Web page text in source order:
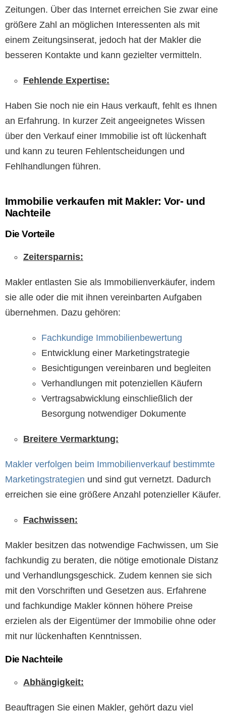
Zeitungen. Über das Internet erreichen Sie zwar eine
größere Zahl an möglichen Interessenten als mit
einem Zeitungsinserat, jedoch hat der Makler die
besseren Kontakte und kann gezielter vermitteln.
Fehlende Expertise:
Haben Sie noch nie ein Haus verkauft, fehlt es Ihnen
an Erfahrung. In kurzer Zeit angeeignetes Wissen
über den Verkauf einer Immobilie ist oft lückenhaft
und kann zu teuren Fehlentscheidungen und
Fehlhandlungen führen.
Immobilie verkaufen mit Makler: Vor- und
Nachteile
Die Vorteile
Zeitersparnis:
Makler entlasten Sie als Immobilienverkäufer, indem
sie alle oder die mit ihnen vereinbarten Aufgaben
übernehmen. Dazu gehören:
Fachkundige Immobilienbewertung
Entwicklung einer Marketingstrategie
Besichtigungen vereinbaren und begleiten
Verhandlungen mit potenziellen Käufern
Vertragsabwicklung einschließlich der
Besorgung notwendiger Dokumente
Breitere Vermarktung:
Makler verfolgen beim Immobilienverkauf bestimmte
Marketingstrategien und sind gut vernetzt. Dadurch
erreichen sie eine größere Anzahl potenzieller Käufer.
Fachwissen:
Makler besitzen das notwendige Fachwissen, um Sie
fachkundig zu beraten, die nötige emotionale Distanz
und Verhandlungsgeschick. Zudem kennen sie sich
mit den Vorschriften und Gesetzen aus. Erfahrene
und fachkundige Makler können höhere Preise
erzielen als der Eigentümer der Immobilie ohne oder
mit nur lückenhaften Kenntnissen.
Die Nachteile
Abhängigkeit:
Beauftragen Sie einen Makler, gehört dazu viel